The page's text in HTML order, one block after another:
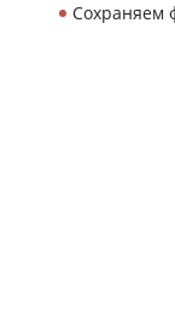
Сохраняем